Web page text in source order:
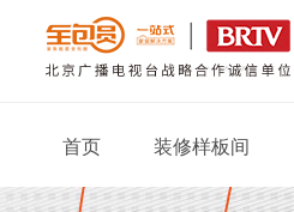
首页 装修样板间